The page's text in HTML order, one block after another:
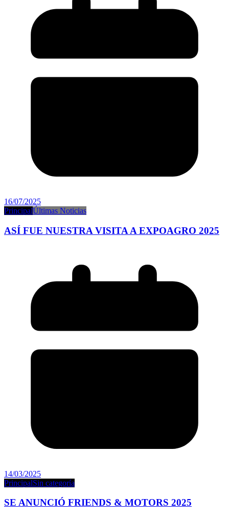
16/07/2025
PrincipalÚltimas Noticias
ASÍ FUE NUESTRA VISITA A EXPOAGRO 2025
14/03/2025
PrincipalSin categoría
SE ANUNCIÓ FRIENDS & MOTORS 2025